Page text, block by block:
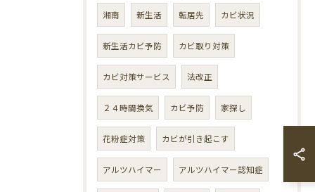
湘南 新生活 転居先 カビ状況
新生活カビ予防 カビ取り対策
カビ対策サービス 法改正
２４時間換気 カビ予防 家探し
花粉症対策 カビが引き起こす
アルツハイマー アルツハイマー認知症